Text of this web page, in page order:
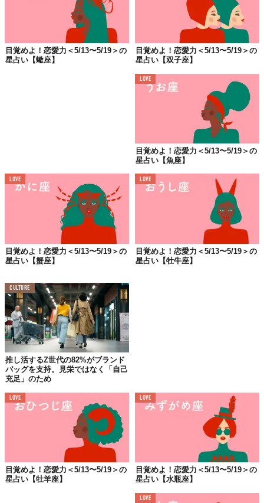
お心添えはこちらの方から
藤島佑雪
元銀座のクラブホステス。 著書『元銀座ホステスが教え
る強運！美女になる方法』（文藝春秋社刊）。『VOGUE
JAPAN』WEBサイトにて「元ホステス・藤島佑雪が教え
談「クラブ佑雪」連載中。「coconala」にてメールでの鑑
定が大人気！Clubhouseでもときどきルームやってます。
LINE占い（アプリをダウンロードしてね！）もやってま
yousetsu.fujishima
意中のアノ人の今週は？
Top image: © iStock.com/art-skvortsova
TABI LABO
この世界は、もっと広いはずだ。
目覚めよ！恋愛力＜5/13〜5/19＞の
星占い【蠍座】
目覚めよ！恋愛力＜5/13〜5/19＞の
星占い【双子座】
LOVE
目覚めよ！恋愛力＜5/13〜5/19＞の
星占い【魚座】
LOVE
目覚めよ！恋愛力＜5/13〜5/19＞の
星占い【蟹座】
LOVE
目覚めよ！恋愛力＜5/13〜5/19＞の
星占い【牡牛座】
CULTURE
推し活するZ世代の82%がブランド
バッグを支持。見栄ではなく「自己
充足」のため
LOVE
目覚めよ！恋愛力＜5/13〜5/19＞の
星占い【牡羊座】
LOVE
目覚めよ！恋愛力＜5/13〜5/19＞の
星占い【水瓶座】
LOVE